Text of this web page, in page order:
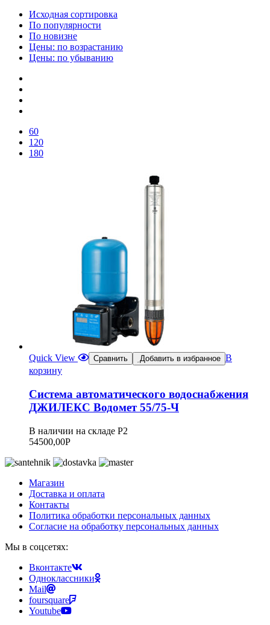
Исходная сортировка
По популярности
По новизне
Цены: по возрастанию
Цены: по убыванию
60
120
180
Quick View Сравнить Добавить в избранное В
корзину
Система автоматического водоснабжения
ДЖИЛЕКС Водомет 55/75-Ч
В наличии на складе Р2
54500,00Р
Магазин
Доставка и оплата
Контакты
Политика обработки персональных данных
Согласие на обработку персональных данных
Мы в соцсетях:
Вконтакте
Одноклассники
Mail
foursquare
Youtube